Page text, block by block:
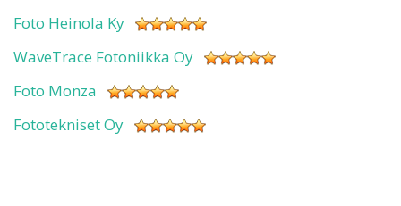
Foto Heinola Ky
WaveTrace Fotoniikka Oy
Foto Monza
Fototekniset Oy